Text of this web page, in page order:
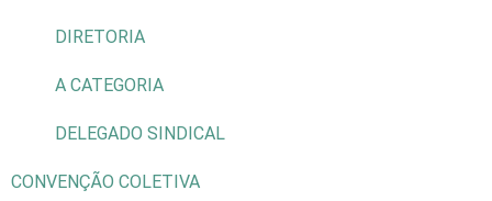
DIRETORIA
A CATEGORIA
DELEGADO SINDICAL
CONVENÇÃO COLETIVA